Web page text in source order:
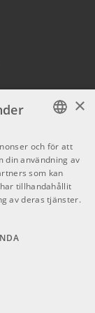
djup på
till en
hals
& Abalone
23995 kr
16995 kr
SWEDISH
ENGLISH
×
och för att
din användning av
som kan
tillhandahållit
av deras tjänster.